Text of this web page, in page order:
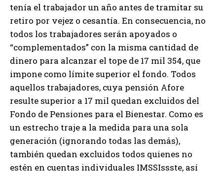
tenía el trabajador un año antes de tramitar su
retiro por vejez o cesantía. En consecuencia, no
todos los trabajadores serán apoyados o
“complementados” con la misma cantidad de
dinero para alcanzar el tope de 17 mil 354, que
impone como límite superior el fondo. Todos
aquellos trabajadores, cuya pensión Afore
resulte superior a 17 mil quedan excluidos del
Fondo de Pensiones para el Bienestar. Como es
un estrecho traje a la medida para una sola
generación (ignorando todas las demás),
también quedan excluidos todos quienes no
estén en cuentas individuales IMSSIssste, así